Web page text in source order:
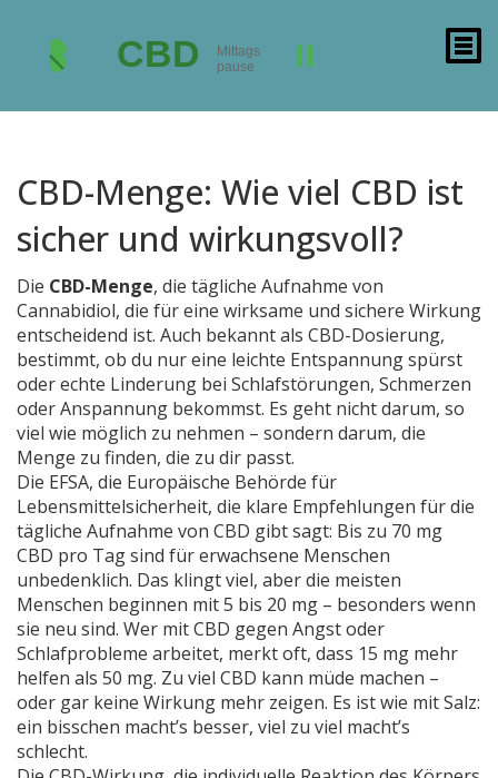
CBD-Menge: Wie viel CBD ist
sicher und wirkungsvoll?
Die CBD-Menge, die tägliche Aufnahme von
Cannabidiol, die für eine wirksame und sichere Wirkung
entscheidend ist. Auch bekannt als CBD-Dosierung,
bestimmt, ob du nur eine leichte Entspannung spürst
oder echte Linderung bei Schlafstörungen, Schmerzen
oder Anspannung bekommst. Es geht nicht darum, so
viel wie möglich zu nehmen – sondern darum, die
Menge zu finden, die zu dir passt.
Die EFSA, die Europäische Behörde für
Lebensmittelsicherheit, die klare Empfehlungen für die
tägliche Aufnahme von CBD gibtsagt: Bis zu 70 mg
CBD pro Tag sind für erwachsene Menschen
unbedenklich. Das klingt viel, aber die meisten
Menschen beginnen mit 5 bis 20 mg – besonders wenn
sie neu sind. Wer mit CBD gegen Angst oder
Schlafprobleme arbeitet, merkt oft, dass 15 mg mehr
helfen als 50 mg. Zu viel CBD kann müde machen –
oder gar keine Wirkung mehr zeigen. Es ist wie mit Salz:
ein bisschen macht’s besser, viel zu viel macht’s
schlecht.